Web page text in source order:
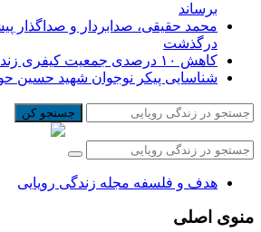
برساند
محمد حقیقی، صدابردار و صداگذار
درگذشت
کاهش ۱۰ درصدی جمعیت کیفری زندان‌های بوشهر
شناسایی پیکر نوجوان شهید حسین حوریان
جستجو کن
هدف و فلسفه مجله زندگی رویایی
منوی اصلی